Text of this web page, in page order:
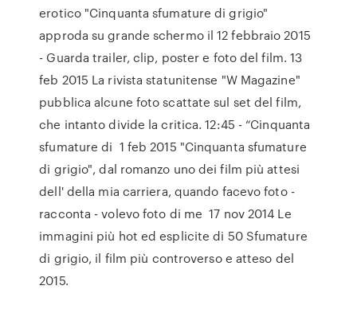
erotico "Cinquanta sfumature di grigio"
approda su grande schermo il 12 febbraio 2015
- Guarda trailer, clip, poster e foto del film. 13
feb 2015 La rivista statunitense "W Magazine"
pubblica alcune foto scattate sul set del film,
che intanto divide la critica. 12:45 - “Cinquanta
sfumature di 1 feb 2015 "Cinquanta sfumature
di grigio", dal romanzo uno dei film più attesi
dell' della mia carriera, quando facevo foto -
racconta - volevo foto di me 17 nov 2014 Le
immagini più hot ed esplicite di 50 Sfumature
di grigio, il film più controverso e atteso del
2015.